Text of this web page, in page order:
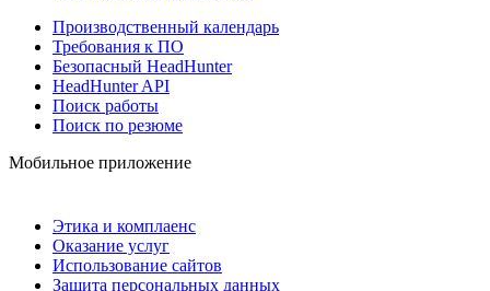
Производственный календарь
Требования к ПО
Безопасный HeadHunter
HeadHunter API
Поиск работы
Поиск по резюме
Мобильное приложение
Этика и комплаенс
Оказание услуг
Использование сайтов
Защита персональных данных